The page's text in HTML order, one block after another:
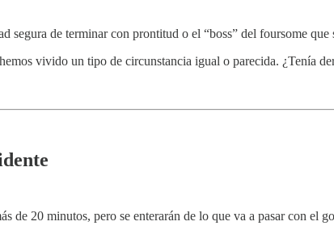
segura de terminar con prontitud o el “boss” del foursome que
vivido un tipo de circunstancia igual o parecida. ¿Tenía
de 20 minutos, pero se enterarán de lo que va a pasar con el